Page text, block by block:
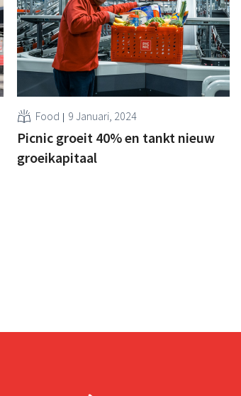
Food 9 Januari, 2024
Picnic groeit 40% en tankt nieuw
groeikapitaal